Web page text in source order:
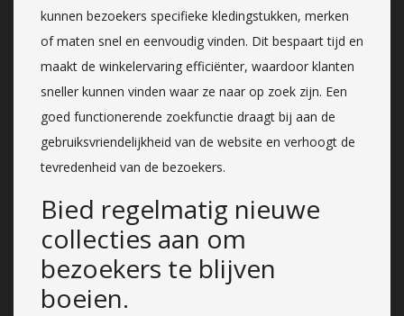
kunnen bezoekers specifieke kledingstukken, merken
of maten snel en eenvoudig vinden. Dit bespaart tijd en
maakt de winkelervaring efficiënter, waardoor klanten
sneller kunnen vinden waar ze naar op zoek zijn. Een
goed functionerende zoekfunctie draagt bij aan de
gebruiksvriendelijkheid van de website en verhoogt de
tevredenheid van de bezoekers.
Bied regelmatig nieuwe
collecties aan om
bezoekers te blijven
boeien.